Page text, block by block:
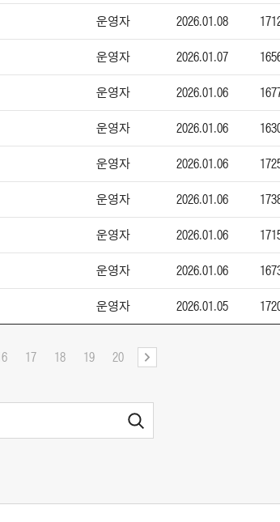
운영자 2026.01.08
운영자 2026.01.07
운영자 2026.01.06
운영자 2026.01.06
운영자 2026.01.06
운영자 2026.01.06
운영자 2026.01.06
운영자 2026.01.06
운영자 2026.01.05
17 18 19 20